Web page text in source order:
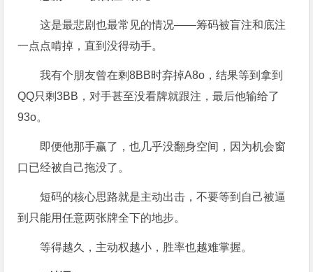
这是最悲剧也最常见的情况——筹码被盲注和底注
一点点啃掉，直到没得动手。
我有个朋友曾在剩8BB时弃掉A8o，结果等到拿到
QQ只剩3BB，对手甚至没看牌就跟注，最后他输给了
93o。
即便他那手赢了，也几乎没翻身空间，因为机会窗
口已经被自己拖没了。
短码的核心思路就是主动出击，不要等到自己被逼
到只能用任意两张牌全下的地步。
等得越久，主动权越小，胜率也越难掌握。